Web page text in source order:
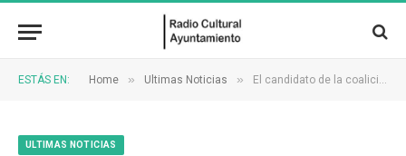
ESTÁS EN: Home » Ultimas Noticias » El candidato de la coalición “Por Quintana Roo”, Pablo Bustamante se comprometió con la ciudadanía a fortalecer desde su Gobierno el programa de estímulos educativos y con ello disminuir la deserción escolar registrada en Cancún, sobre todo en el nivel medio superior
ULTIMAS NOTICIAS